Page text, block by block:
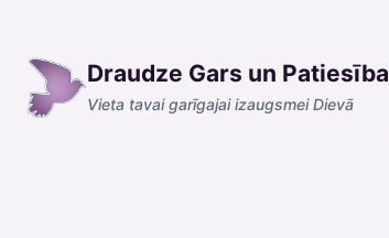
content
Draudze Gars un Patiesība
Vieta tavai garīgajai izaugsmei Dievā